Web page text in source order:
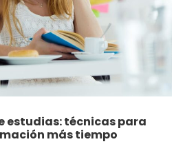
estudias: técnicas para
más tiempo